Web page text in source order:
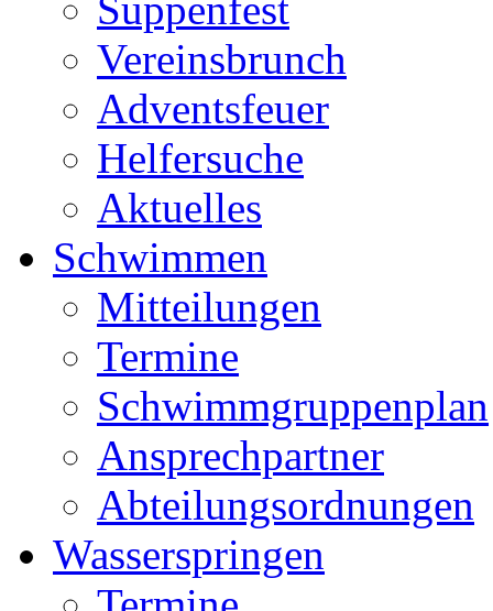
Vereinsbrunch
Adventsfeuer
Helfersuche
Aktuelles
Schwimmen
Mitteilungen
Termine
Schwimmgruppenplan
Ansprechpartner
Abteilungsordnungen
Wasserspringen